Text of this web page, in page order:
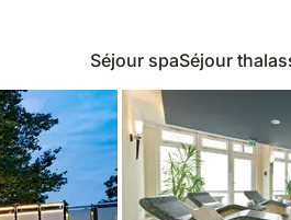
Séjour spaSéjour